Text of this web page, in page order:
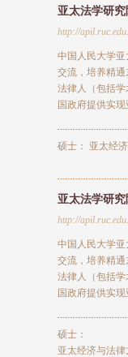
亚太法学研究
http://
中国人民大学
交流，培养精
法律人（包括
国政府提供实
硕士： 亚太经
亚太法学研究
http://
中国人民大学
交流，培养精
法律人（包括
国政府提供实
硕士：
亚太经济与法